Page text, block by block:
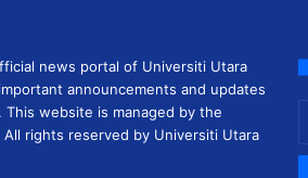
news portal of Universiti Utara
announcements and updates
This website is managed by the
rights reserved by Universiti Utara